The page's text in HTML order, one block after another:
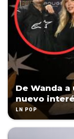
De Wanda
nuevo
LN POP